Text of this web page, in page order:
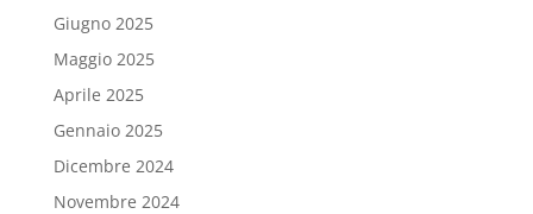
Giugno 2025
Maggio 2025
Aprile 2025
Gennaio 2025
Dicembre 2024
Novembre 2024